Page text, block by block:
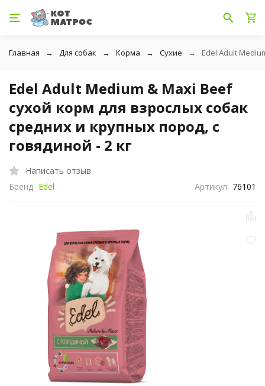
Главная Для собак Корма Сухие Edel Adult
Edel Adult Medium & Maxi Beef
сухой корм для взрослых собак
средних и крупных пород, с
говядиной - 2 кг
Написать отзыв
Бренд: Edel Артикул: 76101